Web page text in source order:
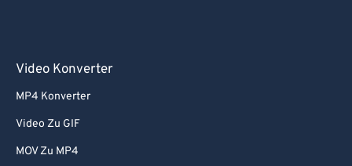
Video Konverter
MP4 Konverter
Video Zu GIF
MOV Zu MP4